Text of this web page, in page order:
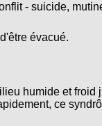
- suicide,
évacué.
humide et froid
ce